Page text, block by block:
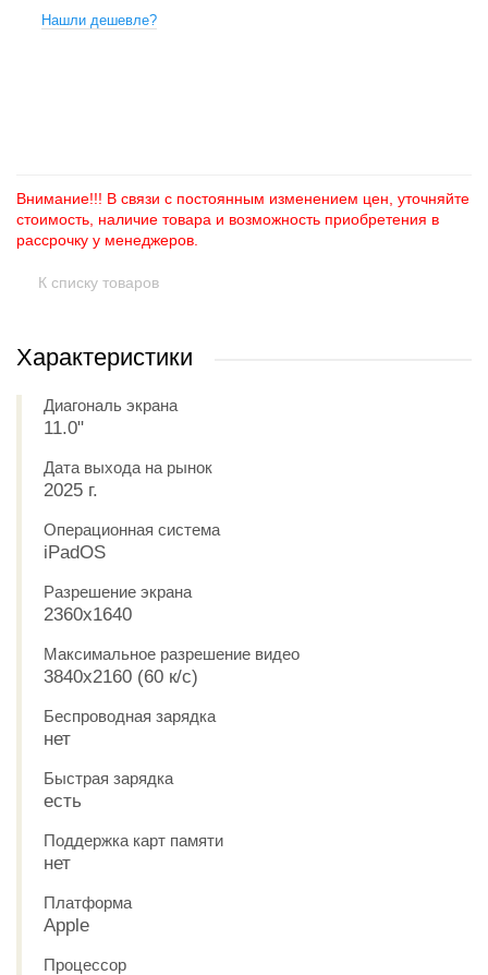
Нашли дешевле?
Внимание!!! В связи с постоянным изменением цен, уточняйте
стоимость, наличие товара и возможность приобретения в
рассрочку у менеджеров.
К списку товаров
Характеристики
Диагональ экрана
11.0"
Дата выхода на рынок
2025 г.
Операционная система
iPadOS
Разрешение экрана
2360x1640
Максимальное разрешение видео
3840x2160 (60 к/с)
Беспроводная зарядка
нет
Быстрая зарядка
есть
Поддержка карт памяти
нет
Платформа
Apple
Процессор